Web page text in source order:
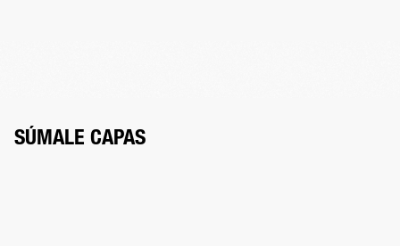
SÚMALE CAPAS